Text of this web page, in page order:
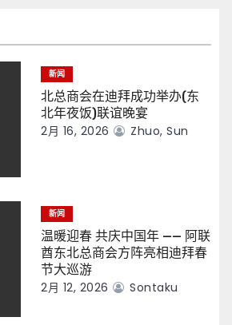
新闻
北总商会在迪拜成功举办(东
北年夜饭)联谊晚宴
2月 16, 2026 Zhuo, Sun
新闻
温暖迎春 共庆中国年 —— 阿联
酋东北总商会方阵亮相迪拜春
节大巡游
2月 12, 2026 Sontaku